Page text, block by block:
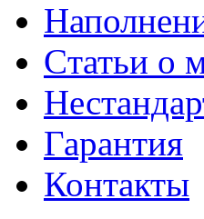
Cтатьи о
Гарантия
Контакты